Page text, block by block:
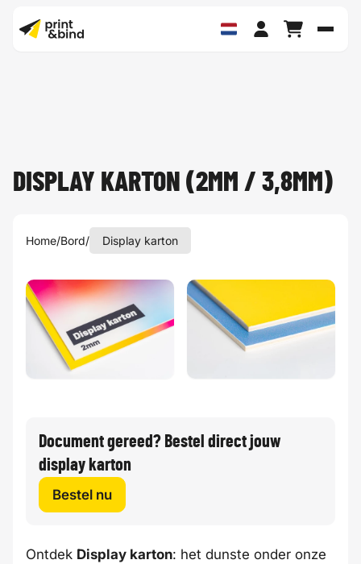
DISPLAY KARTON (2MM / 3,8MM)
Home/Bord/ Display karton
Document gereed? Bestel direct jouw
display karton
Bestel nu
Ontdek Display karton: het dunste onder onze